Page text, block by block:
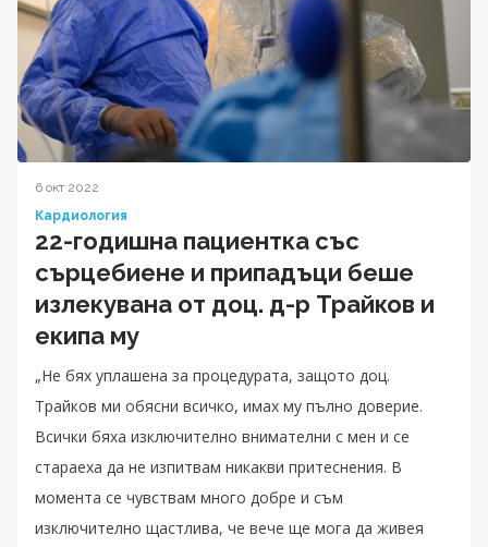
6 окт 2022
Кардиология
22-годишна пациентка със
сърцебиене и припадъци беше
излекувана от доц. д-р Трайков и
екипа му
„Не бях уплашена за процедурата, защото доц.
Трайков ми обясни всичко, имах му пълно доверие.
Всички бяха изключително внимателни с мен и се
стараеха да не изпитвам никакви притеснения. В
момента се чувствам много добре и съм
изключително щастлива, че вече ще мога да живея